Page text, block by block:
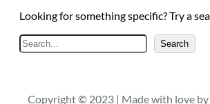
Looking for something specific? Try a
e
Search
Copyright © 2023 | Made with love by